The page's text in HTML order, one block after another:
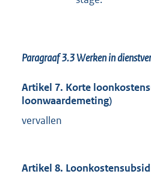
Paragraaf 3.3Werken in
Artikel 7. Korte
loonwaardemeting)
vervallen
Artikel 8.